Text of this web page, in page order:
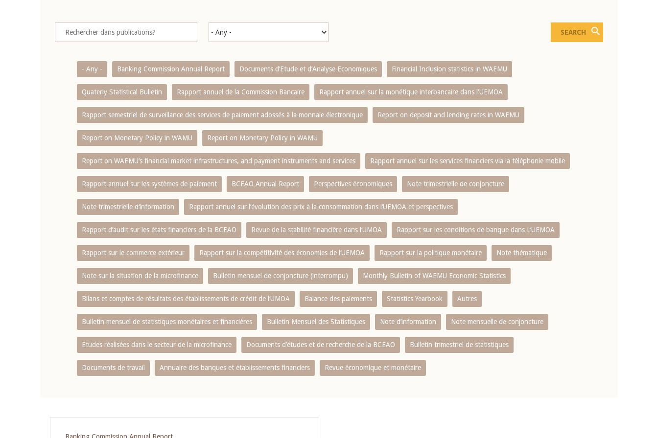
- Any - Banking Commission Annual Report Documents d’Etude et d’Analyse Economiques Financial Inclusion statistics in WAEMU
Quaterly Statistical Bulletin Rapport annuel de la Commission Bancaire Rapport annuel sur la monétique interbancaire dans l'UEMOA
Rapport semestriel de surveillance des services de paiement adossés à la monnaie électronique Report on deposit and lending rates in WAEMU
Report on Monetary Policy in WAMU Report on Monetary Policy in WAMU
Report on WAEMU’s financial market infrastructures, and payment instruments and services Rapport annuel sur les services financiers via la téléphonie mobile
Rapport annuel sur les systèmes de paiement BCEAO Annual Report Perspectives économiques Note trimestrielle de conjoncture
Note trimestrielle d‘information Rapport annuel sur l‘évolution des prix à la consommation dans l‘UEMOA et perspectives
Rapport d‘audit sur les états financiers de la BCEAO Revue de la stabilité financière dans l‘UMOA Rapport sur les conditions de banque dans L‘UEMOA
Rapport sur le commerce extérieur Rapport sur la compétitivité des économies de l‘UEMOA Rapport sur la politique monétaire Note thématique
Note sur la situation de la microfinance Bulletin mensuel de conjoncture (interrompu) Monthly Bulletin of WAEMU Economic Statistics
Bilans et comptes de résultats des établissements de crédit de l‘UMOA Balance des paiements Statistics Yearbook Autres
Bulletin mensuel de statistiques monétaires et financières Bulletin Mensuel des Statistiques Note d’information Note mensuelle de conjoncture
Etudes réalisées dans le secteur de la microfinance Documents d’études et de recherche de la BCEAO Bulletin trimestriel de statistiques
Documents de travail Annuaire des banques et établissements financiers Revue économique et monétaire